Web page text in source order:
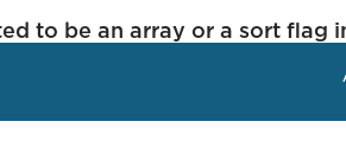
to be an array or a sort flag